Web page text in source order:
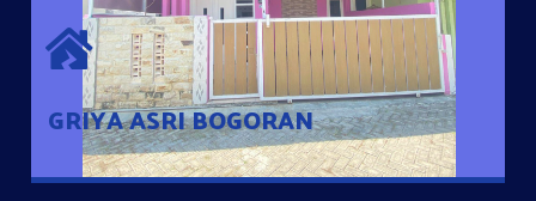
GRIYA ASRI BOGORAN
Desain Modern Minimalis dengan Konsep Rumah Pintar
Sehingga Memudahkan Penghuni mengakses rumahnya
dengan Ponsel